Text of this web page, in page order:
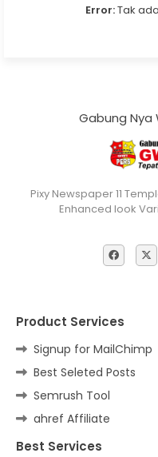
Error:Tak
Gabung Nya
Pixy Newspaper 11
Enhanced look
Product Services
Signup for MailChimp
Best Seleted Posts
Semrush Tool
ahref Affiliate
Best Services